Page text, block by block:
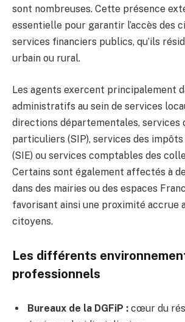
sont nombreuses. Cette présence
essentielle pour garantir l’accès des
services financiers publics, qu’ils
urbain ou rural.
Les agents exercent principalement
administratifs au sein de services
directions départementales, services
particuliers (SIP), services des
(SIE) ou services comptables des
Certains sont également affectés à
dans des mairies ou des espaces
favorisant ainsi une proximité accrue
citoyens.
Les différents
professionnels
Bureaux de la DGFiP : cœur du